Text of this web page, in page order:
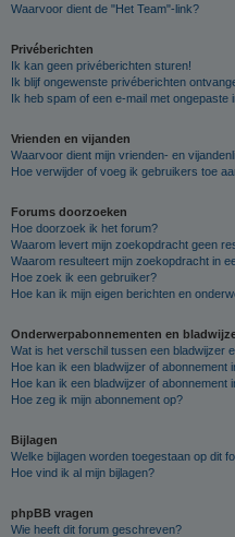
Waarvoor dient de "Het Team"-link?
Privéberichten
Ik kan geen privéberichten sturen!
Ik blijf ongewenste privéberichten
Ik heb spam of een e-mail met ongepaste
Vrienden en vijanden
Waarvoor dient mijn vrienden- en
Hoe verwijder of voeg ik gebruikers toe
Forums doorzoeken
Hoe doorzoek ik het forum?
Waarom levert mijn zoekopdracht geen
Waarom resulteert mijn zoekopdracht in
Hoe zoek ik een gebruiker?
Hoe kan ik mijn eigen berichten en
Onderwerpabonnementen en
Wat is het verschil tussen een bladwijzer
Hoe kan ik een bladwijzer of abonnement
Hoe kan ik een bladwijzer of abonnement
Hoe zeg ik mijn abonnement op?
Bijlagen
Welke bijlagen worden toegestaan op dit
Hoe vind ik al mijn bijlagen?
phpBB vragen
Wie heeft dit forum geschreven?